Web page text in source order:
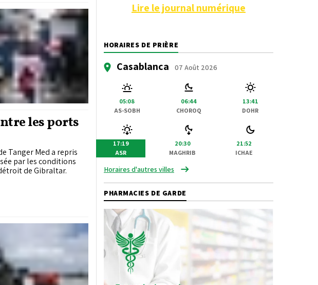
les ports
Tanger Med a repris
par les conditions
de Gibraltar.
Lire le journal numérique
HORAIRES DE PRIÈRE
Casablanca 07 Août 2026
05:08
AS-SOBH
06:44
CHOROQ
13:41
DOHR
17:19
ASR
20:30
MAGHRIB
21:52
ICHAE
Horaires d'autres villes
PHARMACIES DE GARDE